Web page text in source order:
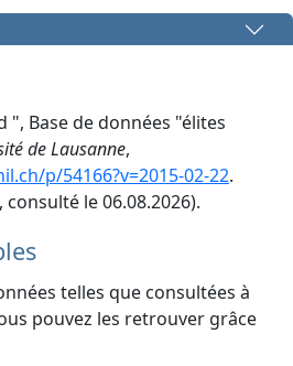
", Base de données "élites
de Lausanne,
p/54166?v=2015-02-22.
le 06.08.2026).
telles que consultées à
pouvez les retrouver grâce